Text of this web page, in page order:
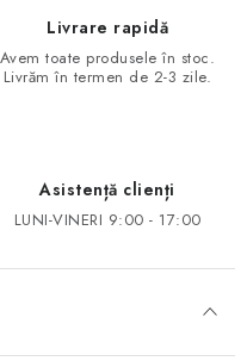
Livrare rapidă
Avem toate produsele în stoc.
Livrăm în termen de 2-3 zile.
Asistență clienți
LUNI-VINERI 9:00 - 17:00